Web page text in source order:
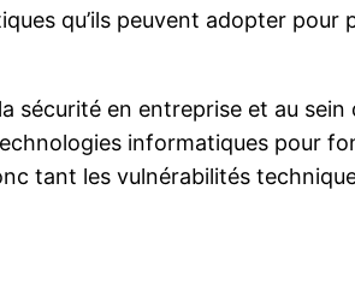
qu’ils peuvent adopter
sécurité en entreprise et au
informatiques pour
tant les vulnérabilités